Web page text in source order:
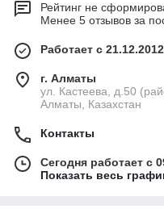
Рейтинг не
Менее 5 отзывов за
Работает с 21.12.2012
г. Алматы
ул. Кастеева, д.50
Алматы, Казахстан
Контакты
Сегодня работает с
Показать весь